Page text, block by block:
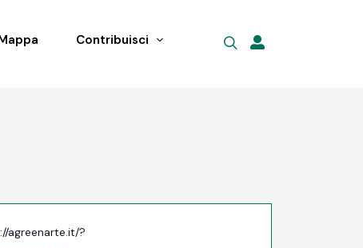
Contribuisci
agreenarte.it/?